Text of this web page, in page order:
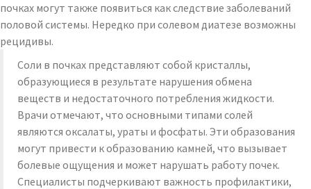
почках могут также появиться как следствие заболеваний
половой системы. Нередко при солевом диатезе возможны
рецидивы.
Соли в почках представляют собой кристаллы,
образующиеся в результате нарушения обмена
веществ и недостаточного потребления жидкости.
Врачи отмечают, что основными типами солей
являются оксалаты, ураты и фосфаты. Эти образования
могут привести к образованию камней, что вызывает
болевые ощущения и может нарушать работу почек.
Специалисты подчеркивают важность профилактики,